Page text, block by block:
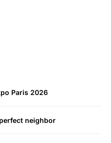
Paris 2026
neighbor